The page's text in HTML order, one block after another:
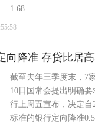
1.68 ...
向降准 存贷比居
截至去年三季度末，7
10日国常会提出明确
行上周五宣布，决定自
标准的银行定向降准